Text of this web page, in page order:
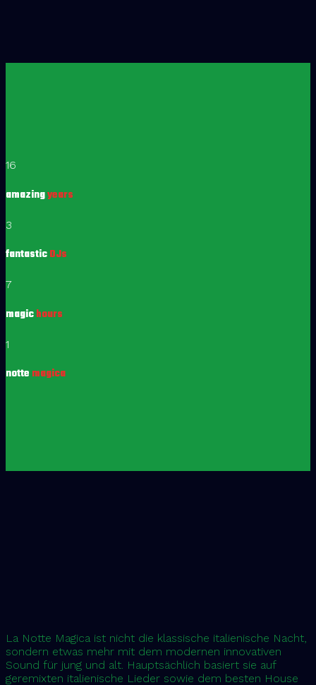
16
amazingyears
3
fantasticDJs
7
magichours
1
notte magica
La Notte Magica ist nicht die klassische italienische Nacht,
sondern etwas mehr mit dem modernen innovativen
Sound für jung und alt. Hauptsächlich basiert sie auf
geremixten italienische Lieder sowie dem besten House